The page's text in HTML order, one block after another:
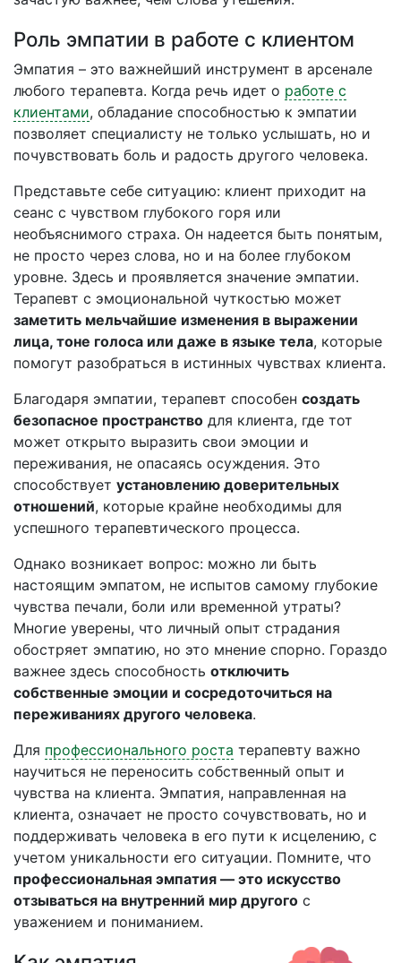
Роль эмпатии в работе с клиентом
Эмпатия – это важнейший инструмент в арсенале
любого терапевта. Когда речь идет о работе с
клиентами, обладание способностью к эмпатии
позволяет специалисту не только услышать, но и
почувствовать боль и радость другого человека.
Представьте себе ситуацию: клиент приходит на
сеанс с чувством глубокого горя или
необъяснимого страха. Он надеется быть понятым,
не просто через слова, но и на более глубоком
уровне. Здесь и проявляется значение эмпатии.
Терапевт с эмоциональной чуткостью может
заметить мельчайшие изменения в выражении
лица, тоне голоса или даже в языке тела, которые
помогут разобраться в истинных чувствах клиента.
Благодаря эмпатии, терапевт способен создать
безопасное пространство для клиента, где тот
может открыто выразить свои эмоции и
переживания, не опасаясь осуждения. Это
способствует установлению доверительных
отношений, которые крайне необходимы для
успешного терапевтического процесса.
Однако возникает вопрос: можно ли быть
настоящим эмпатом, не испытов самому глубокие
чувства печали, боли или временной утраты?
Многие уверены, что личный опыт страдания
обостряет эмпатию, но это мнение спорно. Гораздо
важнее здесь способность отключить
собственные эмоции и сосредоточиться на
переживаниях другого человека.
Для профессионального роста терапевту важно
научиться не переносить собственный опыт и
чувства на клиента. Эмпатия, направленная на
клиента, означает не просто сочувствовать, но и
поддерживать человека в его пути к исцелению, с
учетом уникальности его ситуации. Помните, что
профессиональная эмпатия — это искусство
отзываться на внутренний мир другого с
уважением и пониманием.